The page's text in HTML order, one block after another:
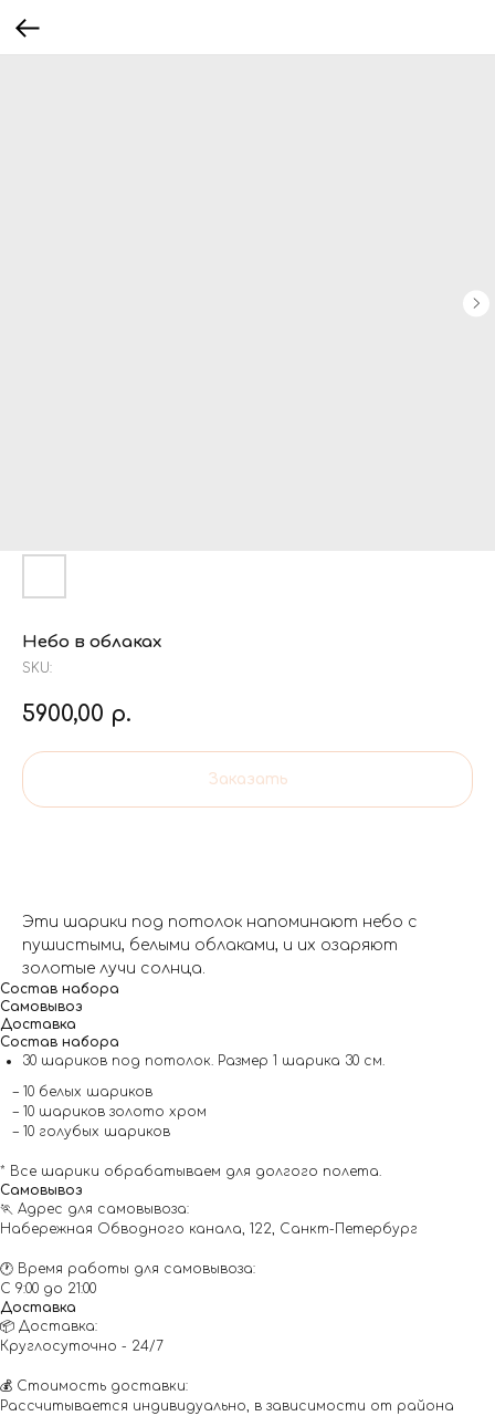
Небо в облаках
SKU:
5900,00 р.
Заказать
Эти шарики под потолок напоминают небо с
пушистыми, белыми облаками, и их озаряют
золотые лучи солнца.
Состав набора
Самовывоз
Доставка
Состав набора
30 шариков под потолок. Размер 1 шарика 30 см.
– 10 белых шариков
– 10 шариков золото хром
– 10 голубых шариков
* Все шарики обрабатываем для долгого полета.
Самовывоз
🏃 Адрес для самовывоза:
Набережная Обводного канала, 122, Санкт-Петербург
🕐 Время работы для самовывоза:
С 9:00 до 21:00
Доставка
📦 Доставка:
Круглосуточно - 24/7
💰 Стоимость доставки:
Рассчитывается индивидуально, в зависимости от района